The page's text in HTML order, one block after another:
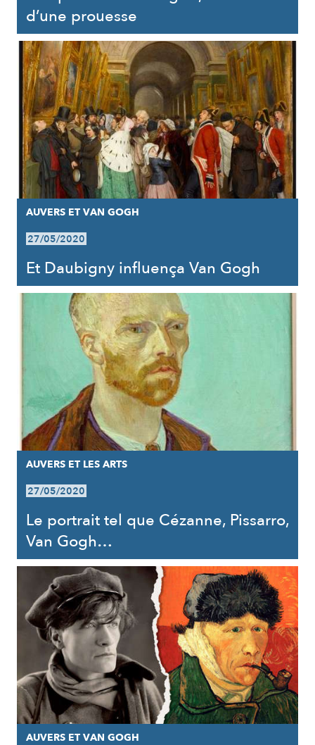
d’une prouesse
AUVERS ET VAN GOGH
27/05/2020
Et Daubigny influença Van Gogh
AUVERS ET LES ARTS
27/05/2020
Le portrait tel que Cézanne, Pissarro,
Van Gogh…
AUVERS ET VAN GOGH